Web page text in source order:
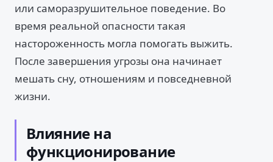
или саморазрушительное поведение. Во
время реальной опасности такая
настороженность могла помогать выжить.
После завершения угрозы она начинает
мешать сну, отношениям и повседневной
жизни.
Влияние на
функционирование